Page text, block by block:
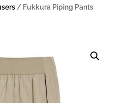
/ Fukkura Piping Pants